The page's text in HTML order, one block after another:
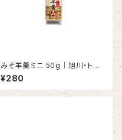
みそ羊羹ミニ 50g｜旭川・トモ
エ味噌×しゅまり小豆
¥280